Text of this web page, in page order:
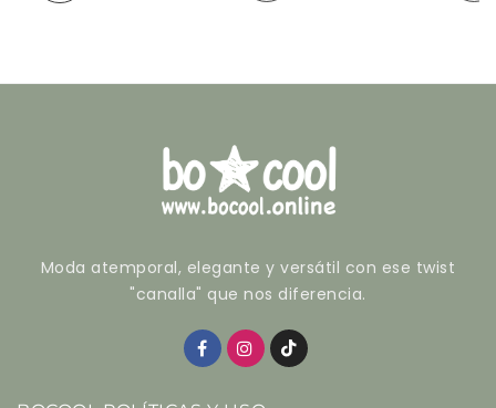
Moda atemporal, elegante y versátil con ese twist
"canalla" que nos diferencia.